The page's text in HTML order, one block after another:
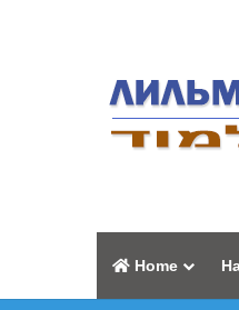
Home